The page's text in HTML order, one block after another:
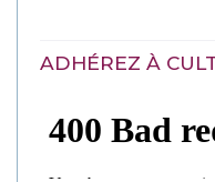
ADHÉREZ À